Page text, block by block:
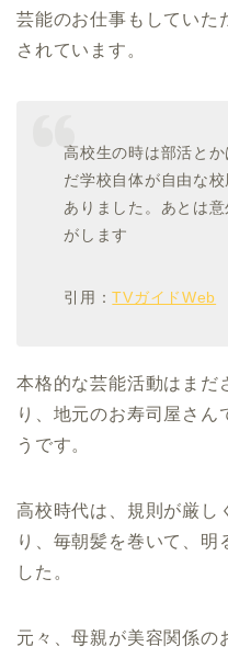
芸能のお仕事もしていた
されています。
高校生の時は部活と
だ学校自体が自由な
ありました。あとは
がします
引用：TVガイドWeb
本格的な芸能活動はまだ
り、地元のお寿司屋さん
うです。
高校時代は、規則が厳し
り、毎朝髪を巻いて、明
した。
元々、母親が美容関係の